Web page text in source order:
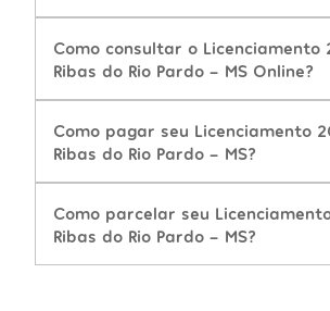
Como consultar o Licenciamento
Ribas do Rio Pardo - MS Online?
Como pagar seu Licenciamento
Ribas do Rio Pardo - MS?
Como parcelar seu
Ribas do Rio Pardo - MS?